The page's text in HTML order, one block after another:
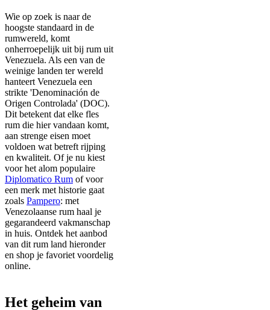
Wie op zoek is naar de
hoogste standaard in de
rumwereld, komt
onherroepelijk uit bij rum uit
Venezuela. Als een van de
weinige landen ter wereld
hanteert Venezuela een
strikte 'Denominación de
Origen Controlada' (DOC).
Dit betekent dat elke fles
rum die hier vandaan komt,
aan strenge eisen moet
voldoen wat betreft rijping
en kwaliteit. Of je nu kiest
voor het alom populaire
Diplomatico Rum of voor
een merk met historie gaat
zoals Pampero: met
Venezolaanse rum haal je
gegarandeerd vakmanschap
in huis. Ontdek het aanbod
van dit rum land hieronder
en shop je favoriet voordelig
online.
Het geheim van